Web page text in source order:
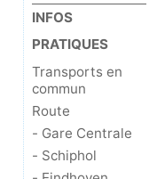
INFOS
PRATIQUES
Transports en
commun
Route
- Gare Centrale
- Schiphol